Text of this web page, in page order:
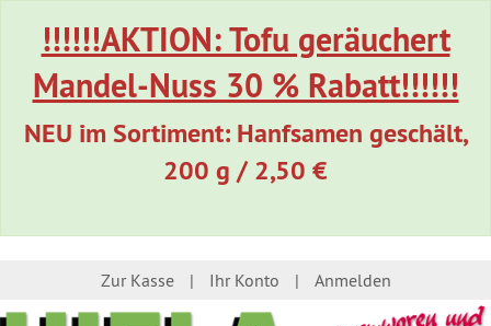
!!!!!!AKTION: Tofu geräuchert
Mandel-Nuss 30 % Rabatt!!!!!!
NEU im Sortiment: Hanfsamen geschält,
200 g / 2,50 €
Zur Kasse Ihr Konto Anmelden